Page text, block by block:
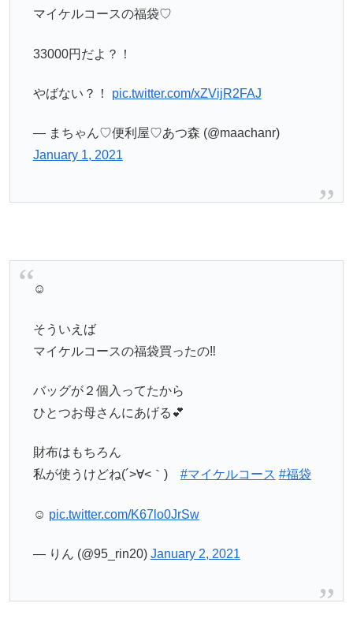
マイケルコースの福袋♡
33000円だよ？！
やばない？！ pic.twitter.com/xZVijR2FAJ
— まちゃん♡便利屋♡あつ森 (@maachanr)
January 1, 2021
☺︎
そういえば
マイケルコースの福袋買ったの‼️
バッグが２個入ってたから
ひとつお母さんにあげる💕
財布はもちろん
私が使うけどね(´>∀<｀)ゝ #マイケルコース #福袋
☺︎ pic.twitter.com/K67lo0JrSw
— りん (@95_rin20) January 2, 2021